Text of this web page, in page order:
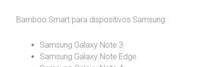
Bamboo Smart para dispositivos Samsung:
Samsung Galaxy Note 3
Samsung Galaxy Note Edge